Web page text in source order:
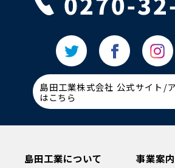
島田工業株式会社 公式サイト/
はこちら
島田工業について 事業案内